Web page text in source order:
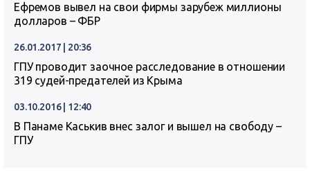
Ефремов вывел на свои фирмы зарубеж миллионы
долларов – ФБР
26.01.2017 | 20:36
ГПУ проводит заочное расследование в отношении
319 судей-предателей из Крыма
03.10.2016 | 12:40
В Панаме Каськив внес залог и вышел на свободу –
ГПУ